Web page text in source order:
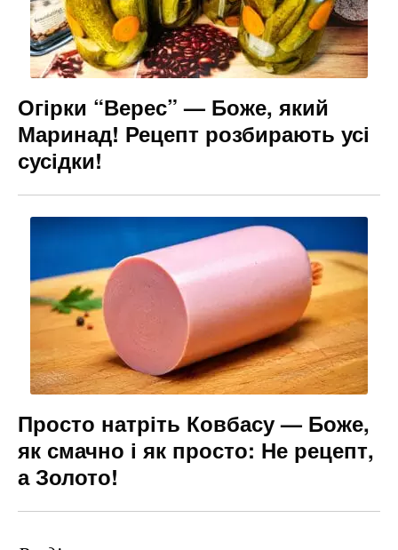
Огірки “Верес” — Боже, який
Маринад! Рецепт розбирають усі
сусідки!
Просто натріть Ковбасу — Боже,
як смачно і як просто: Не рецепт,
а Золото!